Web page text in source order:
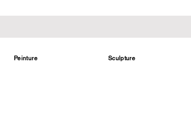
Peinture Sculpture